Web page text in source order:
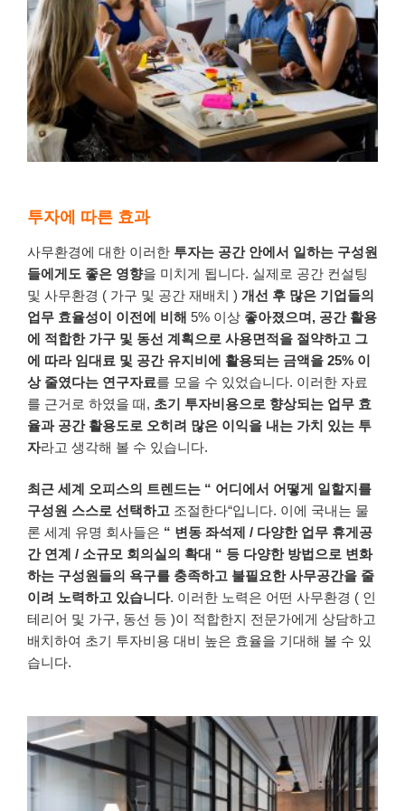
투자에 따른 효과
사무환경에 대한 이러한 투자는 공간 안에서 일하는 구성원
들에게도 좋은 영향을 미치게 됩니다. 실제로 공간 컨설팅
및 사무환경 ( 가구 및 공간 재배치 ) 개선 후 많은 기업들의
업무 효율성이 이전에 비해 5% 이상 좋아졌으며, 공간 활용
에 적합한 가구 및 동선 계획으로 사용면적을 절약하고 그
에 따라 임대료 및 공간 유지비에 활용되는 금액을 25% 이
상 줄였다는 연구자료를 모을 수 있었습니다. 이러한 자료
를 근거로 하였을 때, 초기 투자비용으로 향상되는 업무 효
율과 공간 활용도로 오히려 많은 이익을 내는 가치 있는 투
자라고 생각해 볼 수 있습니다.
최근 세계 오피스의 트렌드는 “ 어디에서 어떻게 일할지를
구성원 스스로 선택하고 조절한다“입니다. 이에 국내는 물
론 세계 유명 회사들은 “ 변동 좌석제 / 다양한 업무 휴게공
간 연계 / 소규모 회의실의 확대 “ 등 다양한 방법으로 변화
하는 구성원들의 욕구를 충족하고 불필요한 사무공간을 줄
이려 노력하고 있습니다. 이러한 노력은 어떤 사무환경 ( 인
테리어 및 가구, 동선 등 )이 적합한지 전문가에게 상담하고
배치하여 초기 투자비용 대비 높은 효율을 기대해 볼 수 있
습니다.